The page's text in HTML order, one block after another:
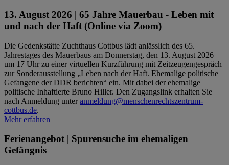
13. August 2026 | 65 Jahre Mauerbau - Leben mit
und nach der Haft (Online via Zoom)
Die Gedenkstätte Zuchthaus Cottbus lädt anlässlich des 65.
Jahrestages des Mauerbaus am Donnerstag, den 13. August 2026
um 17 Uhr zu einer virtuellen Kurzführung mit Zeitzeugengespräch
zur Sonderausstellung „Leben nach der Haft. Ehemalige politische
Gefangene der DDR berichten“ ein. Mit dabei der ehemalige
politische Inhaftierte Bruno Hiller. Den Zugangslink erhalten Sie
nach Anmeldung unteranmeldung@menschenrechtszentrum-
cottbus.de.
Mehr erfahren
Ferienangebot | Spurensuche im ehemaligen
Gefängnis